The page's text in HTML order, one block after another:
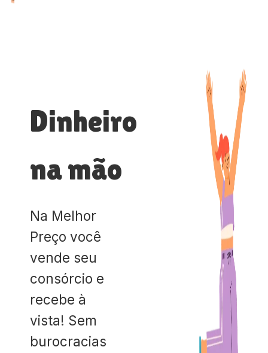
Dinheiro
na mão
Na Melhor
Preço você
vende seu
consórcio e
recebe à
vista! Sem
burocracias